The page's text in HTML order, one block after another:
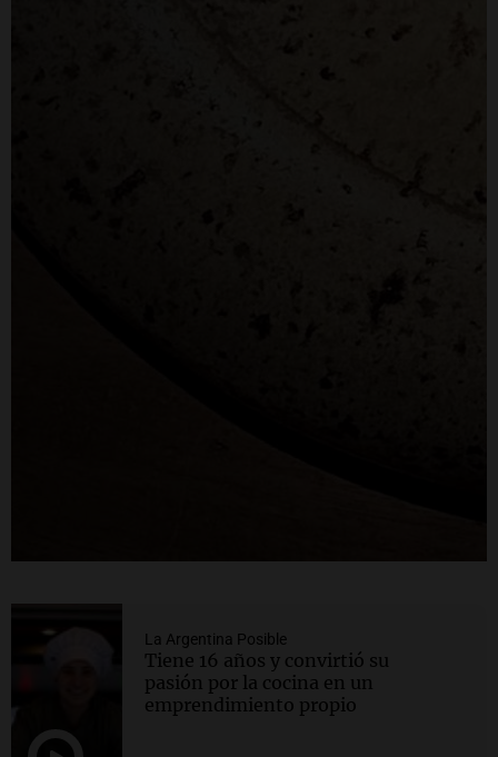
La Argentina Posible
Tiene 16 años y convirtió su
pasión por la cocina en un
emprendimiento propio